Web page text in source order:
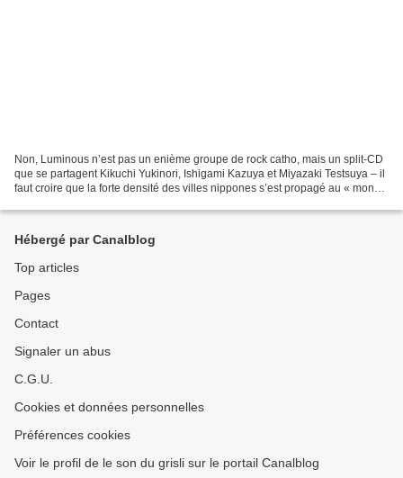
Non, Luminous n’est pas un enième groupe de rock catho, mais un split-CD
que se partagent Kikuchi Yukinori, Ishigami Kazuya et Miyazaki Testsuya – il
faut croire que la forte densité des villes nippones s’est propagé au « monde
Hébergé par Canalblog
Top articles
Pages
Contact
Signaler un abus
C.G.U.
Cookies et données personnelles
Préférences cookies
Voir le profil de le son du grisli sur le portail Canalblog